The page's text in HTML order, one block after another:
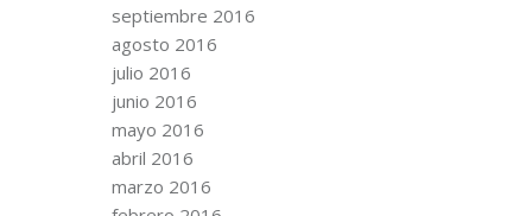
septiembre 2016
agosto 2016
julio 2016
junio 2016
mayo 2016
abril 2016
marzo 2016